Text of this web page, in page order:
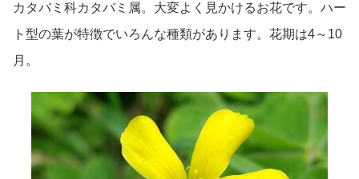
カタバミ科カタバミ属。大変よく見かけるお花です。ハー
ト型の葉が特徴でいろんな種類があります。花期は4～10
月。